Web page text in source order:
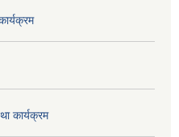
कार्यक्रम